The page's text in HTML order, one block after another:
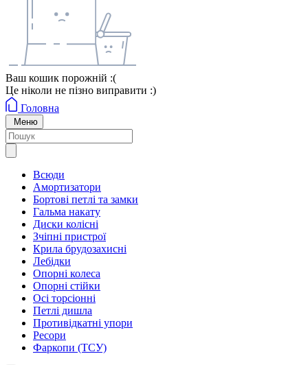
Ваш кошик порожній :(
Це ніколи не пізно виправити :)
Головна
Меню
Всюди
Амортизатори
Бортові петлі та замки
Гальма накату
Диски колісні
Зчіпні пристрої
Крила брудозахисні
Лебідки
Опорні колеса
Опорні стійки
Осі торсіонні
Петлі дишла
Противідкатні упори
Ресори
Фаркопи (ТСУ)